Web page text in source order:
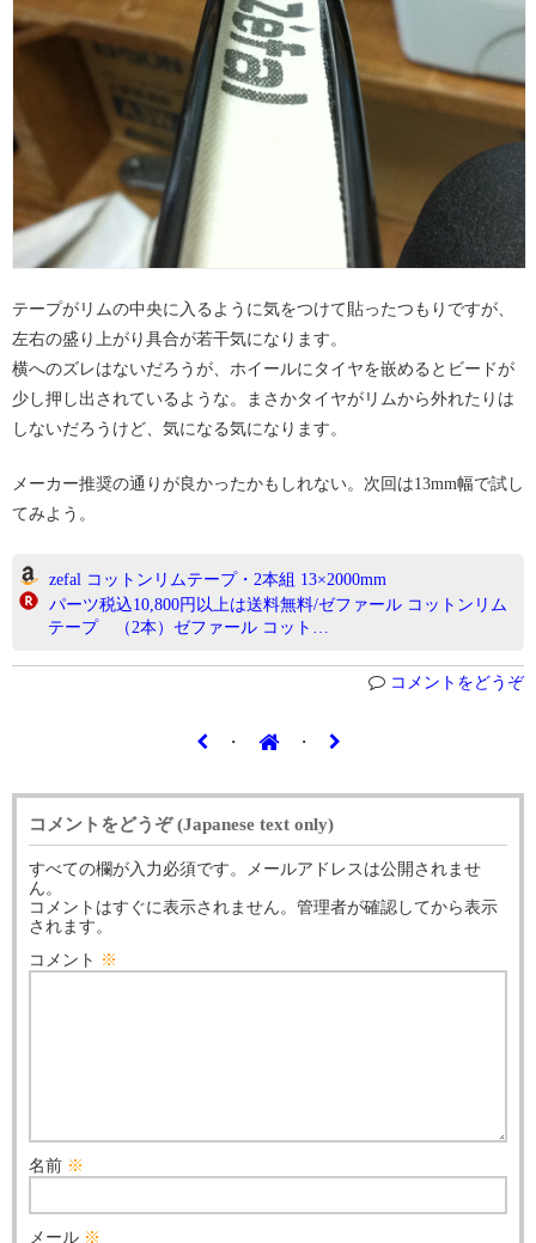
テープがリムの中央に入るように気をつけて貼ったつもりですが、
左右の盛り上がり具合が若干気になります。
横へのズレはないだろうが、ホイールにタイヤを嵌めるとビードが
少し押し出されているような。まさかタイヤがリムから外れたりは
しないだろうけど、気になる気になります。
メーカー推奨の通りが良かったかもしれない。次回は13mm幅で試し
てみよう。
zefal コットンリムテープ・2本組 13×2000mm
パーツ税込10,800円以上は送料無料/ゼファール コットンリム
テープ （2本）ゼファール コット…
コメントをどうぞ
・ ・
コメントをどうぞ (Japanese text only)
すべての欄が入力必須です。メールアドレスは公開されませ
ん。
コメントはすぐに表示されません。管理者が確認してから表示
されます。
コメント ※
名前 ※
メール ※